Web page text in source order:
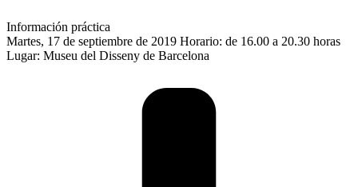
Información práctica
Martes, 17 de septiembre de 2019 Horario: de 16.00 a 20.30 horas
Lugar: Museu del Disseny de Barcelona